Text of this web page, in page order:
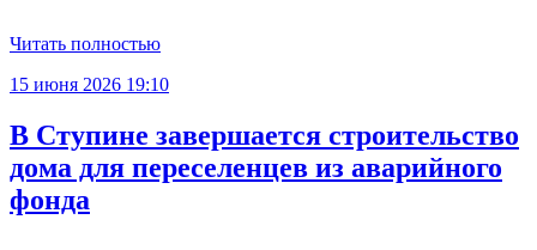
Читать полностью
15 июня 2026 19:10
В Ступине завершается строительство
дома для переселенцев из аварийного
фонда